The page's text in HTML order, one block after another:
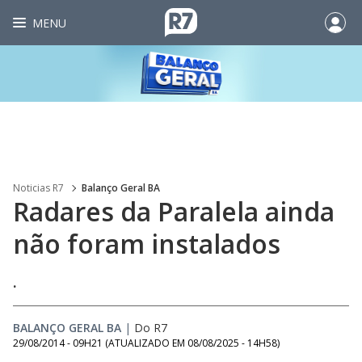
MENU
Noticias R7 Balanço Geral BA
Radares da Paralela ainda
não foram instalados
.
BALANÇO GERAL BA | Do R7
29/08/2014 - 09H21 (ATUALIZADO EM 08/08/2025 - 14H58)